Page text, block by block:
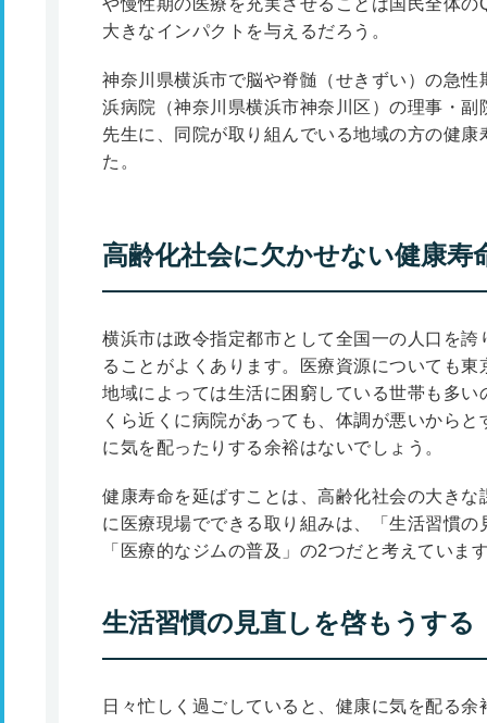
や慢性期の医療を充実させることは国民全体
大きなインパクトを与えるだろう。
神奈川県横浜市で脳や脊髄（せきずい）の急
浜病院（神奈川県横浜市神奈川区）の理事・
先生に、同院が取り組んでいる地域の方の健
た。
高齢化社会に欠かせない健康寿
横浜市は政令指定都市として全国一の人口を
ることがよくあります。医療資源についても
地域によっては生活に困窮している世帯も多
くら近くに病院があっても、体調が悪いから
に気を配ったりする余裕はないでしょう。
健康寿命を延ばすことは、高齢化社会の大き
に医療現場でできる取り組みは、「生活習慣
「医療的なジムの普及」の2つだと考えていま
生活習慣の見直しを啓もうする
日々忙しく過ごしていると、健康に気を配る